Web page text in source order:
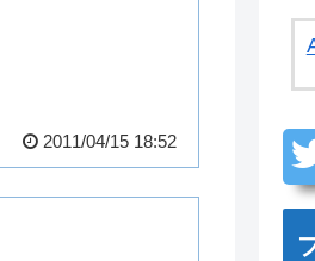
2011/04/15 18:52